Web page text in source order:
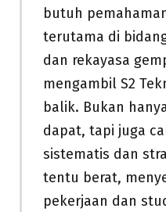
butuh
terutama di
dan rekayasa
mengambil S2
balik. Bukan
dapat, tapi juga
sistematis dan
tentu berat,
pekerjaan dan